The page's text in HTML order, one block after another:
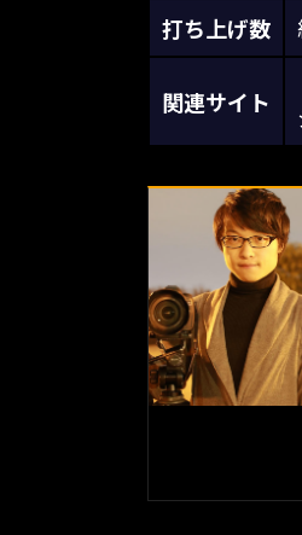
打ち上げ数
関連サイト